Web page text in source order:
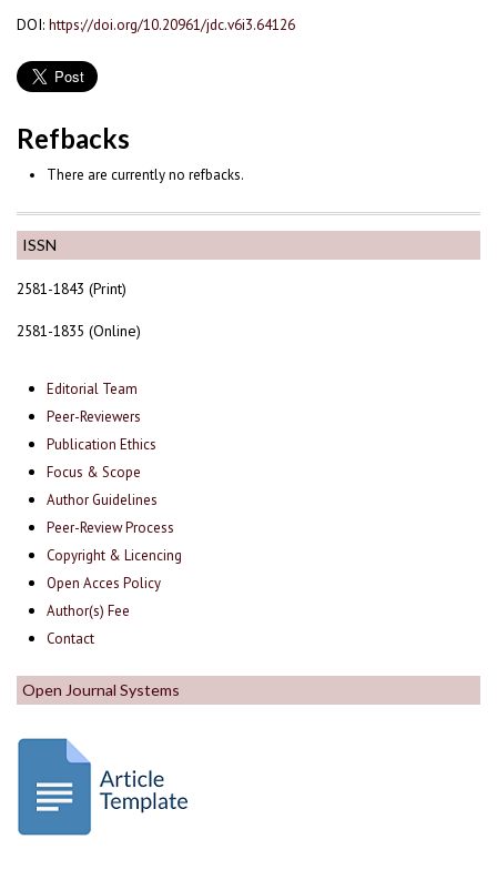
ISSN
2581-1843 (Print)
2581-1835 (Online)
Editorial Team
Peer-Reviewers
Publication Ethics
Focus & Scope
Author Guidelines
Peer-Review Process
Copyright & Licencing
Open Acces Policy
Author(s) Fee
Contact
Open Journal Systems
DOI: https://doi.org/10.20961/jdc.v6i3.64126
Refbacks
There are currently no refbacks.